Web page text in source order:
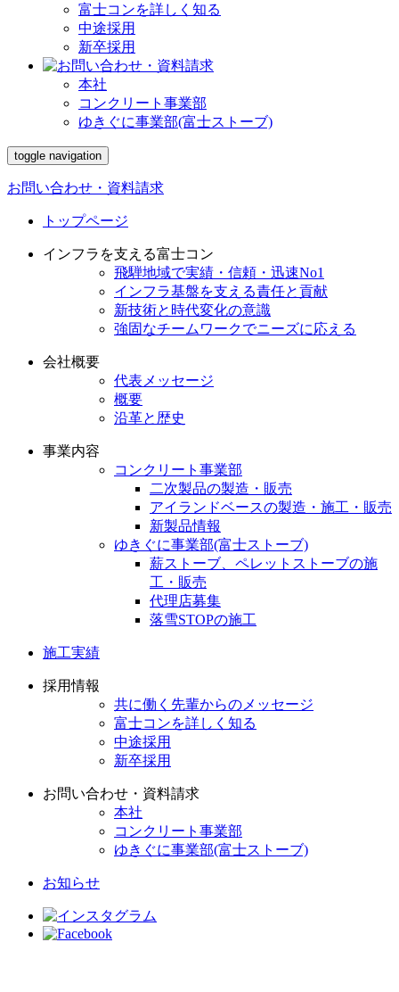
富士コンを詳しく知る
中途採用
新卒採用
本社
コンクリート事業部
ゆきぐに事業部(富士ストーブ)
toggle navigation
お問い合わせ・資料請求
トップページ
インフラを支える富士コン
飛騨地域で実績・信頼・迅速No1
インフラ基盤を支える責任と貢献
新技術と時代変化の意識
強固なチームワークでニーズに応える
会社概要
代表メッセージ
概要
沿革と歴史
事業内容
コンクリート事業部
二次製品の製造・販売
アイランドベースの製造・施工・販売
新製品情報
ゆきぐに事業部(富士ストーブ)
薪ストーブ、ペレットストーブの施
工・販売
代理店募集
落雪STOPの施工
施工実績
採用情報
共に働く先輩からのメッセージ
富士コンを詳しく知る
中途採用
新卒採用
お問い合わせ・資料請求
本社
コンクリート事業部
ゆきぐに事業部(富士ストーブ)
お知らせ